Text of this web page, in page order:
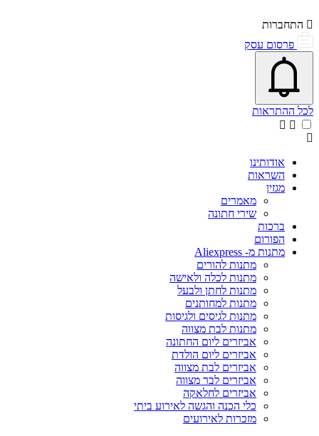
התחברות
פרסום עסק
פתיחת\סגירת מרכז התראות
אייקון פעמון
לכל ההתראות
אודותינו
השראות
מגזין
מאמרים
שירי חתונה
ברכות
הפורום
מתנות מ- Aliexpress
מתנות להורים
מתנות לכלה ולאישה
מתנות לחתן ולבעל
מתנות למחותנים
מתנות לגיסים ולגיסות
מתנות לבת מצווה
אביזרים ליום החתונה
אביזרים ליום הולדת
אביזרים לבת מצווה
אביזרים לבר מצווה
אביזרים לחלאקה
כלי הכנה והגשה לאירוע ביתי
מזכרות לאירועים